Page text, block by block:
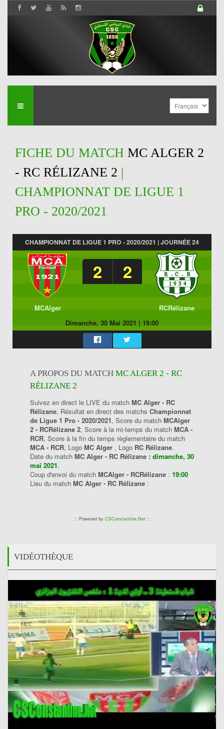
FICHE DU MATCH MC ALGER 2
- RC RÉLIZANE 2 |
CHAMPIONNAT DE LIGUE 1
PRO - 2020/2021
CHAMPIONNAT DE LIGUE 1 PRO - 2020/2021 | JOURNÉE 24
2 2
MCAlger
RCRélizane
Dimanche, 30 Mai 2021 | 19:00
A PROPOS DU MATCH MC ALGER 2 - RC
RÉLIZANE 2
Suivez en direct le LIVE du match MC Alger - RC
Rélizane, Résultat en direct des matchs Championnat
de Ligue 1 Pro - 2020/2021, Score du match MCAlger
2 - RCRélizane 2, Score à la mi-temps du match MCA -
RCR, Score à la fin du temps règlementaire du match
MCA - RCR, Logo MC Alger , Logo RC Rélizane.
Date du match MC Alger - RC Rélizane : dimanche, 30
mai 2021.
Coup d'envoi du match MCAlger - RCRélizane : 19:00
Lieu du match MC Alger - RC Rélizane :
:: Powered by CSConstantine.Net::
VIDÉOTHÈQUE